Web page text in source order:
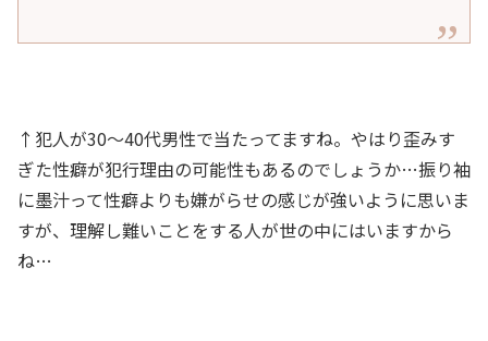
↑犯人が30〜40代男性で当たってますね。やはり歪みす
ぎた性癖が犯行理由の可能性もあるのでしょうか…振り袖
に墨汁って性癖よりも嫌がらせの感じが強いように思いま
すが、理解し難いことをする人が世の中にはいますから
ね…